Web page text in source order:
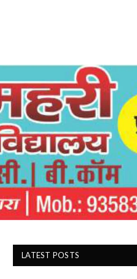
LATEST POSTS